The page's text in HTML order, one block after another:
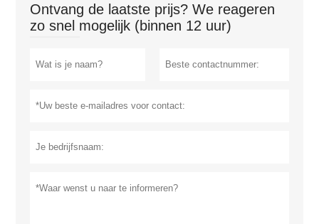
Ontvang de laatste prijs? We reageren
zo snel mogelijk (binnen 12 uur)